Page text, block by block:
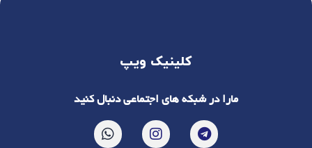
مارا در شبکه های اجتماعی دنبال کنید